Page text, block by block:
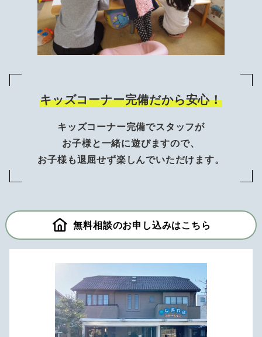
キッズコーナー完備だから安心！
キッズコーナー完備でスタッフが
お子様と一緒に遊びますので、
お子様も退屈せず楽しんでいただけます。
無料相談のお申し込みはこちら